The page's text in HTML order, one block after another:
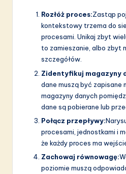
Rozłóż proces:Zastąp
kontekstowy trzema do
procesami. Unikaj zbyt
to zamieszanie, albo zbyt
szczegółów.
Zidentyfikuj magazyny
dane muszą być zapisane
magazyny danych
dane są pobierane lub
Połącz przepływy:
procesami, jednostkami i
że każdy proces ma
Zachowaj równowagę:
poziomie muszą